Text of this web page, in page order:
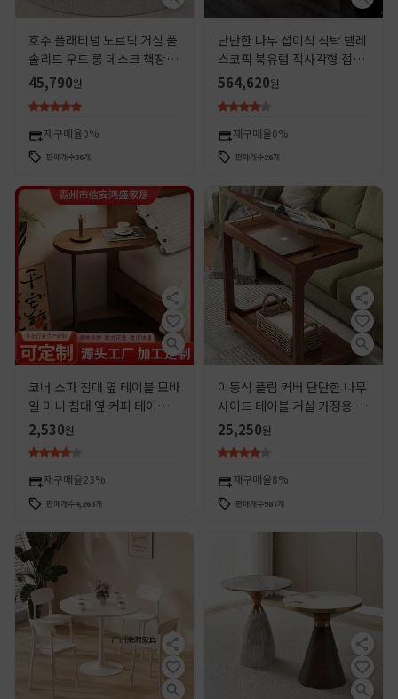
호주 플래티넘 노르딕 거실 풀
솔리드 우드 롱 데스크 책장 통
합 가구 책상 서랍 학생 독서
테이블
45,790원
재구매율0%
판매개수56개
단단한 나무 접이식 식탁 텔레
스코픽 북유럽 직사각형 접이
식 식탁 가정용 소형 가족 보이
지 않는 식탁과 의자 조합
564,620원
재구매율0%
판매개수26개
코너 소파 침대 옆 테이블 모바
일 미니 침대 옆 커피 테이블
거실 수납 홈 침대 옆 발코니
작은 테이블 테이블
2,530원
재구매율23%
판매개수4,263개
이동식 플립 커버 단단한 나무
사이드 테이블 거실 가정용 사
이드 테이블 침대 옆 소파 쓰기
컴퓨터 테이블 작은 커피 테이
블 간단한
25,250원
재구매율8%
판매개수987개